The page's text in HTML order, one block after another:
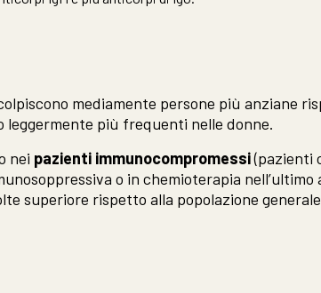
mediamente persone più anziane
leggermente più frequenti nelle donne.
nei pazienti immunocompromessi(pazienti
o in chemioterapia nell’ultimo
superiore rispetto alla popolazione